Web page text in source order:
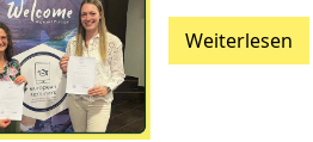
Weiterlesen